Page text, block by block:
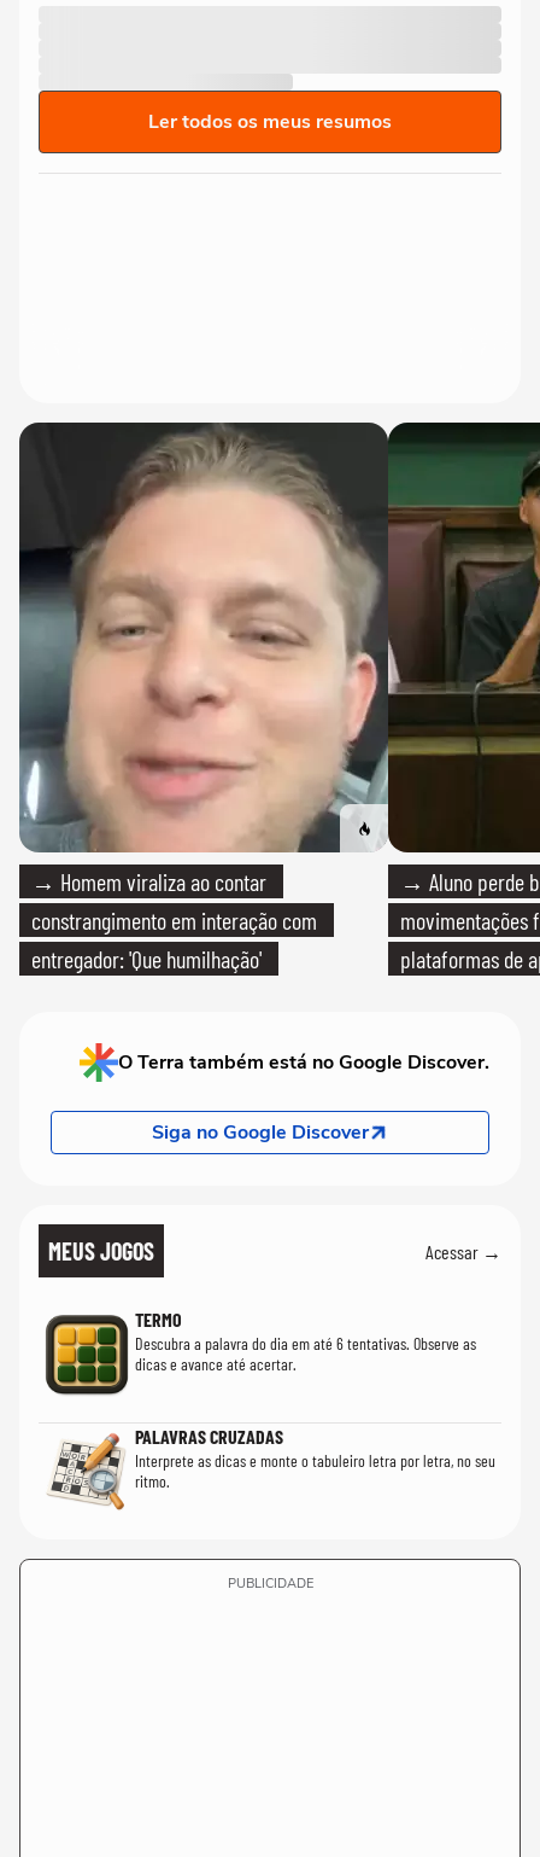
Ler todos os meus resumos
→ Homem viraliza ao contar
constrangimento em interação com
entregador: 'Que humilhação'
→ Aluno perde
movimentações
plataformas de
O Terra também está no Google Discover.
Siga no Google Discover
MEUS JOGOS Acessar →
TERMO
Descubra a palavra do dia em até 6 tentativas. Observe as
dicas e avance até acertar.
PALAVRAS CRUZADAS
Interprete as dicas e monte o tabuleiro letra por letra, no seu
ritmo.
PUBLICIDADE